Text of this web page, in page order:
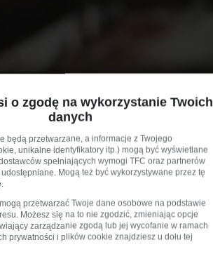
o zgodę na wykorzystanie Twoich
danych
będą przetwarzane, a informacje z Twojego
unikalne identyfikatory itp.) mogą być wyświetlane
spełniających wymogi TFC oraz partnerów
Mogą też być wykorzystywane przez tę
przetwarzać Twoje dane osobowe na podstawie
Możesz się na to nie zgodzić, zmieniając opcje
zarządzanie zgodą lub jej wycofanie w ramach
prywatności i plików cookie znajdziesz u dołu tej